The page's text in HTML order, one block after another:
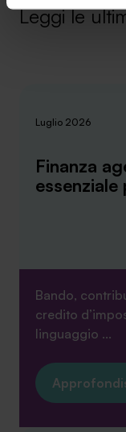
cookie potranno
quelli tecnici che
ti invitiamo a
Leggi le
Luglio 2026
Finanza
Bando,
credito
linguaggio ...